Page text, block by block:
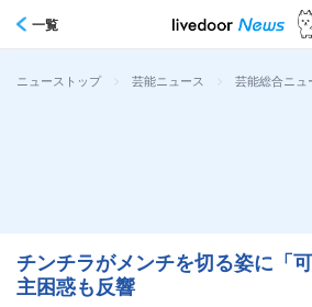
一覧
ニューストップ > 芸能ニュース > 芸能総合ニュ
チンチラがメンチを切る姿に「
主困惑も反響